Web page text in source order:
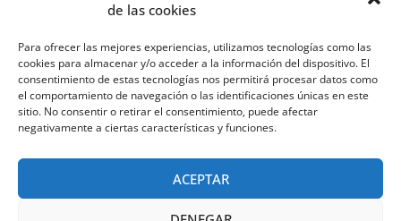
de las cookies
Para ofrecer las mejores experiencias, utilizamos tecnologías como las
cookies para almacenar y/o acceder a la información del dispositivo. El
consentimiento de estas tecnologías nos permitirá procesar datos como
el comportamiento de navegación o las identificaciones únicas en este
sitio. No consentir o retirar el consentimiento, puede afectar
negativamente a ciertas características y funciones.
ACEPTAR